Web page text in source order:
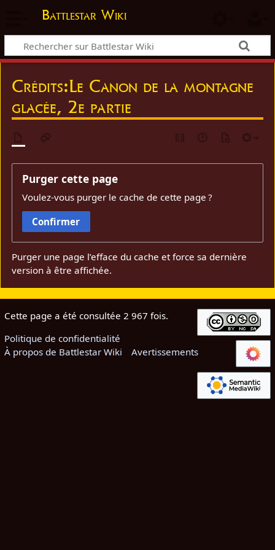
Battlestar Wiki
Crédits:Le Canon de la montagne
glacée, 2e partie
Purger cette page
Voulez-vous purger le cache de cette page ?
Confirmer
Purger une page l’efface du cache et force sa dernière
version à être affichée.
Cette page a été consultée 2 967 fois.
Politique de confidentialité
À propos de Battlestar Wiki
Avertissements